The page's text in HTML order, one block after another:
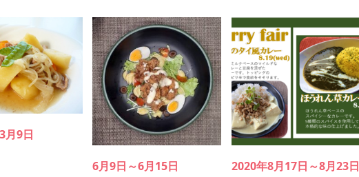
月9日
6月9日～6月15日
2020年8月17日～8月23日